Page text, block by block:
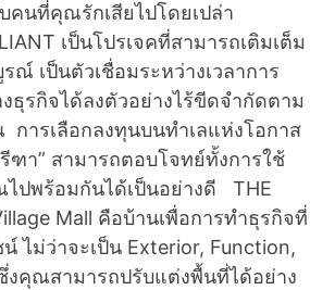
คนที่คุณรักเสียไปโดยเปล่า
เป็นโปรเจคที่สามารถเติมเต็ม
ณ์ เป็นตัวเชื่อมระหว่างเวลาการ
ธุรกิจได้ลงตัวอย่างไร้ขีดจำกัดตาม
ารเลือกลงทุนบนทำเลแห่งโอกาส
รีฑา” สามารถตอบโจทย์ทั้งการใช้
ปพร้อมกันได้เป็นอย่างดี THE
Mall คือบ้านเพื่อการทำธุรกิจที่
ไม่ว่าจะเป็น Exterior, Function,
งคุณสามารถปรับแต่งพื้นที่ได้อย่าง